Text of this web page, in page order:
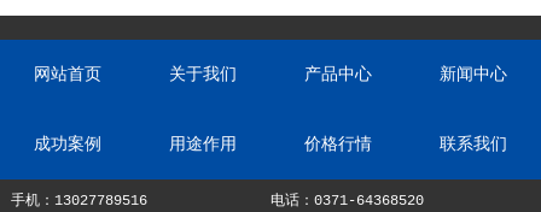
网站首页 关于我们 产品中心 新闻中心
成功案例 用途作用 价格行情 联系我们
手机：13027789516 电话：0371-64368520